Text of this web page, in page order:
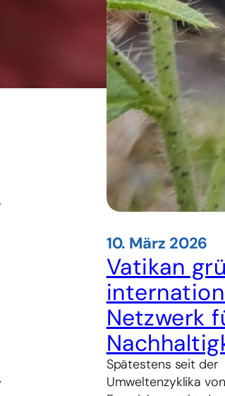
10. März 2026
Vatikan
Netzwerk
Spätestens seit der
Umweltenzyklika